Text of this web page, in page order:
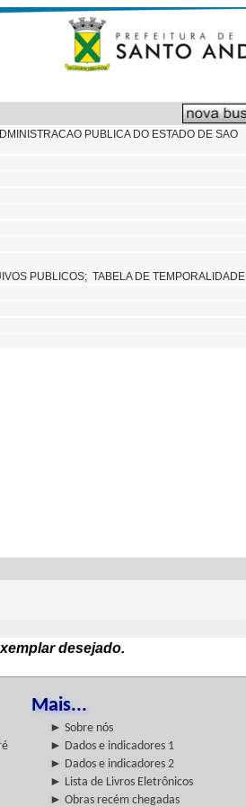
PUBLICA DO ESTADO DE SAO
PUBLICOS; TABELA DE TEMPORALIDADE
desejado.
Mais...
► Sobre nós
► Dados e indicadores 1
► Dados e indicadores 2
► Lista de Livros Eletrônicos
► Obras recém chegadas